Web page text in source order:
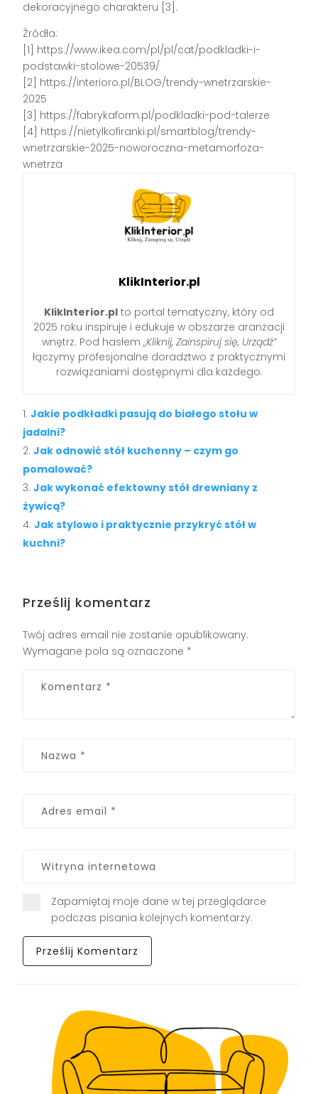
dekoracyjnego charakteru [3].
Źródła:
[1] https://www.ikea.com/pl/pl/cat/podkladki-i-
podstawki-stolowe-20539/
[2] https://interioro.pl/BLOG/trendy-wnetrzarskie-
2025
[3] https://fabrykaform.pl/podkladki-pod-talerze
[4] https://nietylkofiranki.pl/smartblog/trendy-
wnetrzarskie-2025-noworoczna-metamorfoza-
wnetrza
KlikInterior.pl
KlikInterior.pl to portal tematyczny, który od
2025 roku inspiruje i edukuje w obszarze aranżacji
wnętrz. Pod hasłem „Kliknij, Zainspiruj się, Urządź”
łączymy profesjonalne doradztwo z praktycznymi
rozwiązaniami dostępnymi dla każdego.
Jakie podkładki pasują do białego stołu w
jadalni?
Jak odnowić stół kuchenny – czym go
pomalować?
Jak wykonać efektowny stół drewniany z
żywicą?
Jak stylowo i praktycznie przykryć stół w
kuchni?
Prześlij komentarz
Twój adres email nie zostanie opublikowany.
Wymagane pola są oznaczone *
Zapamiętaj moje dane w tej przeglądarce
podczas pisania kolejnych komentarzy.